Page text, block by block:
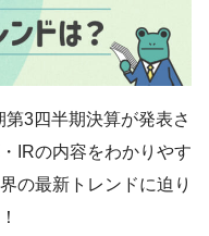
3四半期決算が発表さ
IRの内容をわかりやす
の最新トレンドに迫り